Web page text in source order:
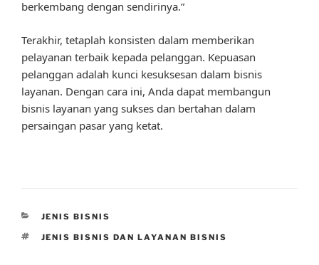
berkembang dengan sendirinya.”
Terakhir, tetaplah konsisten dalam memberikan
pelayanan terbaik kepada pelanggan. Kepuasan
pelanggan adalah kunci kesuksesan dalam bisnis
layanan. Dengan cara ini, Anda dapat membangun
bisnis layanan yang sukses dan bertahan dalam
persaingan pasar yang ketat.
CATEGORIES
JENIS BISNIS
TAGS
JENIS BISNIS DAN LAYANAN BISNIS